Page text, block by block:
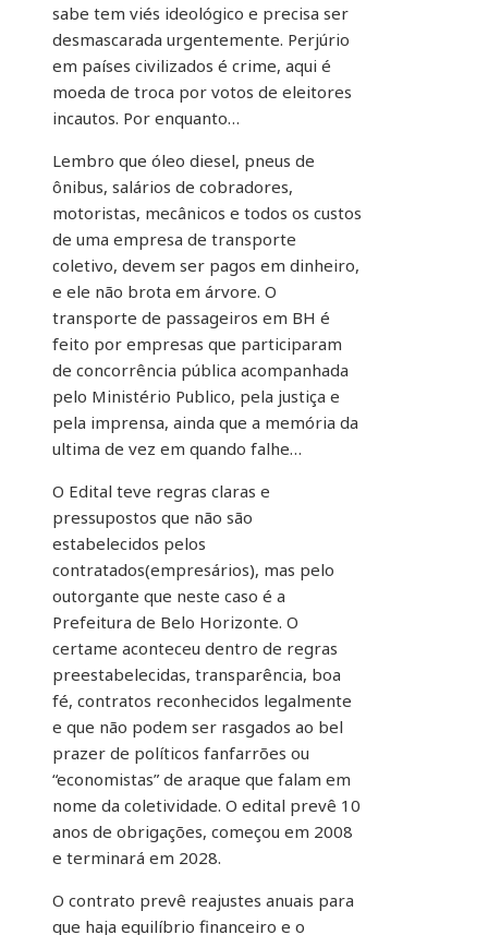
sabe tem viés ideológico e precisa ser
desmascarada urgentemente. Perjúrio
em países civilizados é crime, aqui é
moeda de troca por votos de eleitores
incautos. Por enquanto…
Lembro que óleo diesel, pneus de
ônibus, salários de cobradores,
motoristas, mecânicos e todos os custos
de uma empresa de transporte
coletivo, devem ser pagos em dinheiro,
e ele não brota em árvore. O
transporte de passageiros em BH é
feito por empresas que participaram
de concorrência pública acompanhada
pelo Ministério Publico, pela justiça e
pela imprensa, ainda que a memória da
ultima de vez em quando falhe…
O Edital teve regras claras e
pressupostos que não são
estabelecidos pelos
contratados(empresários), mas pelo
outorgante que neste caso é a
Prefeitura de Belo Horizonte. O
certame aconteceu dentro de regras
preestabelecidas, transparência, boa
fé, contratos reconhecidos legalmente
e que não podem ser rasgados ao bel
prazer de políticos fanfarrões ou
“economistas” de araque que falam em
nome da coletividade. O edital prevê 10
anos de obrigações, começou em 2008
e terminará em 2028.
O contrato prevê reajustes anuais para
que haja equilíbrio financeiro e o